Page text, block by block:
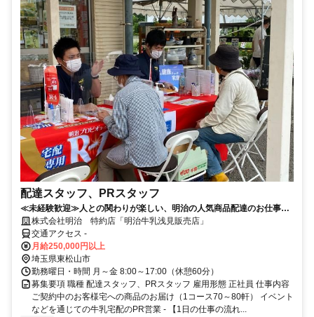
配達スタッフ、PRスタッフ
≪未経験歓迎≫人との関わりが楽しい、明治の人気商品配達のお仕事で
す！正社員として腰を据えて働こう！
株式会社明治 特約店「明治牛乳浅見販売店」
交通アクセス -
月給250,000円以上
埼玉県東松山市
勤務曜日・時間 月～金 8:00～17:00（休憩60分）
募集要項 職種 配達スタッフ、PRスタッフ 雇用形態 正社員 仕事内容
ご契約中のお客様宅への商品のお届け（1コース70～80軒） イベント
などを通じての牛乳宅配のPR営業 - 【1日の仕事の流れ...